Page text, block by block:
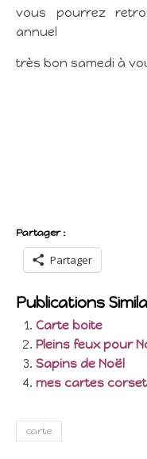
vous pourrez
annuel
très bon samedi à
Partager :
Partager
Publications
Carte boite
Pleins feux pour
Sapins de Noël
mes cartes corset
carte